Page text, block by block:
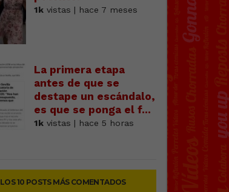
1kvistas | hace 7 meses
La primera etapa
antes de que se
destape un escándalo,
es que se ponga el f...
1kvistas | hace 5 horas
LOS 10 POSTS MÁS COMENTADOS